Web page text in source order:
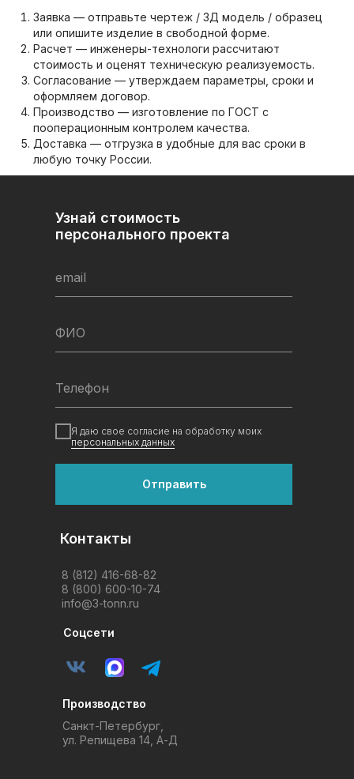
Заявка — отправьте чертеж / 3Д модель / образец
или опишите изделие в свободной форме.
Расчет — инженеры-технологи рассчитают
стоимость и оценят техническую реализуемость.
Согласование — утверждаем параметры, сроки и
оформляем договор.
Производство — изготовление по ГОСТ с
пооперационным контролем качества.
Доставка — отгрузка в удобные для вас сроки в
любую точку России.
info@3-tonn.ru
8 (800) 600-10-74
8 (812) 416-68-82
Производство
Санкт-Петербург,
ул. Репищева 14, А-Д
Узнай стоимость
персонального проекта
Контакты
Соцсети
email
ФИО
Телефон
Я даю свое согласие на обработку моих
персональных данных
Отправить